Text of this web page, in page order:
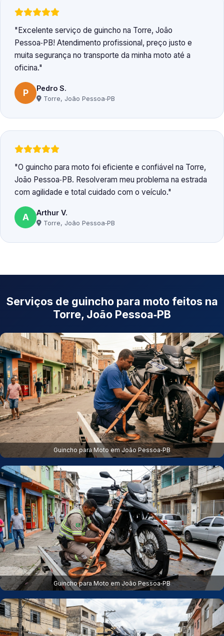
Excelente serviço de guincho na Torre, João
Pessoa‑PB! Atendimento profissional, preço justo e
muita segurança no transporte da minha moto até a
oficina.
P Pedro S.
Torre, João Pessoa‑PB
O guincho para moto foi eficiente e confiável na Torre,
João Pessoa‑PB. Resolveram meu problema na estrada
com agilidade e total cuidado com o veículo.
A Arthur V.
Torre, João Pessoa‑PB
Serviços de guincho para moto feitos na
Torre, João Pessoa‑PB
Guincho para Moto em João Pessoa‑PB
Guincho para Moto em João Pessoa‑PB